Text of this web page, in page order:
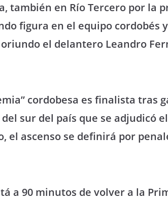
también en Río Tercero por la
figura en el equipo cordobés
el delantero Leandro
cordobesa es finalista tras
sur del país que se adjudicó
el ascenso se definirá por
a 90 minutos de volver a la